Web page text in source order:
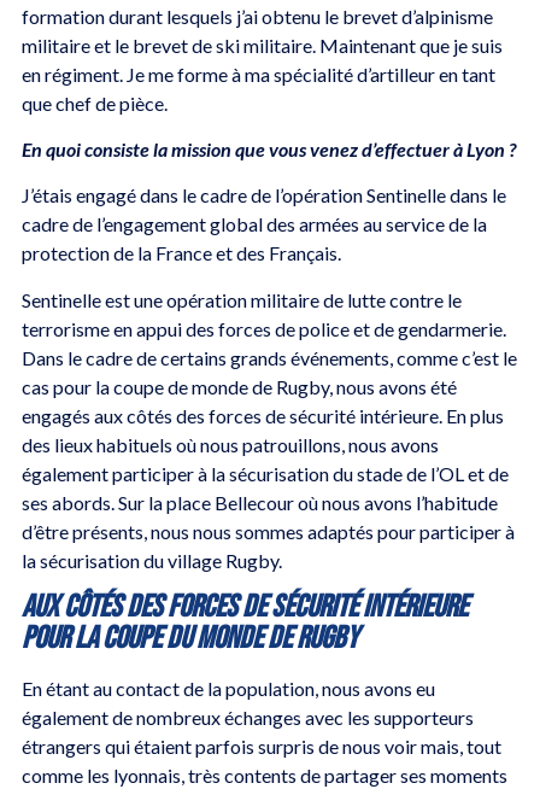
formation durant lesquels j’ai obtenu le brevet d’alpinisme
militaire et le brevet de ski militaire. Maintenant que je suis
en régiment. Je me forme à ma spécialité d’artilleur en tant
que chef de pièce.
En quoi consiste la mission que vous venez d’effectuer à Lyon ?
J’étais engagé dans le cadre de l’opération Sentinelle dans le
cadre de l’engagement global des armées au service de la
protection de la France et des Français.
Sentinelle est une opération militaire de lutte contre le
terrorisme en appui des forces de police et de gendarmerie.
Dans le cadre de certains grands événements, comme c’est le
cas pour la coupe de monde de Rugby, nous avons été
engagés aux côtés des forces de sécurité intérieure. En plus
des lieux habituels où nous patrouillons, nous avons
également participer à la sécurisation du stade de l’OL et de
ses abords. Sur la place Bellecour où nous avons l’habitude
d’être présents, nous nous sommes adaptés pour participer à
la sécurisation du village Rugby.
Aux côtés des forces de sécurité intérieure
pour la Coupe du Monde de Rugby
En étant au contact de la population, nous avons eu
également de nombreux échanges avec les supporteurs
étrangers qui étaient parfois surpris de nous voir mais, tout
comme les lyonnais, très contents de partager ses moments